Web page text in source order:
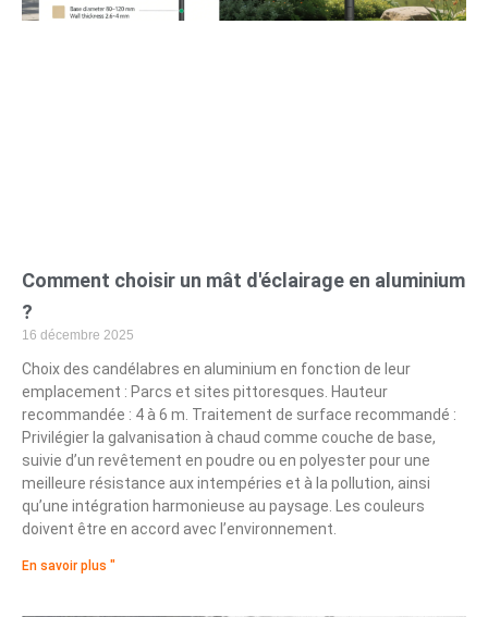
Comment choisir un mât d'éclairage en aluminium
?
16 décembre 2025
Choix des candélabres en aluminium en fonction de leur
emplacement : Parcs et sites pittoresques. Hauteur
recommandée : 4 à 6 m. Traitement de surface recommandé :
Privilégier la galvanisation à chaud comme couche de base,
suivie d’un revêtement en poudre ou en polyester pour une
meilleure résistance aux intempéries et à la pollution, ainsi
qu’une intégration harmonieuse au paysage. Les couleurs
doivent être en accord avec l’environnement.
En savoir plus "